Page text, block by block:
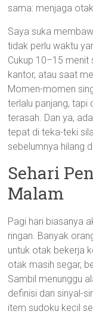
sama: menjaga
Saya suka
tidak perlu waktu
Cukup 10–15 menit
kantor, atau saat
Momen-momen
terlalu panjang,
terasah. Dan ya,
tepat di teka-teki
sebelumnya hilang
Sehari
Malam
Pagi hari biasanya
ringan. Banyak
untuk otak bekerja
otak masih segar,
Sambil menunggu
definisi dan sinyal-
item sudoku kecil